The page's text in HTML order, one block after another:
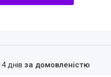
днівза домовленістю